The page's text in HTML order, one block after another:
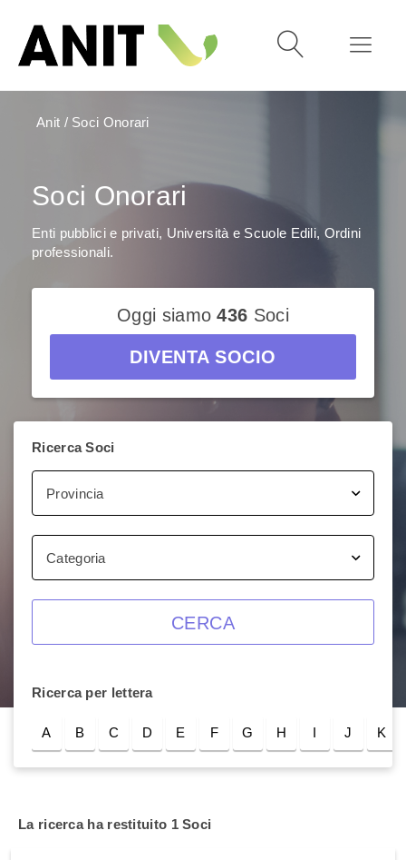
Anit / Soci Onorari
Soci Onorari
Oggi siamo436 Soci
DIVENTA SOCIO
Enti pubblici e privati, Università e Scuole Edili, Ordini
professionali.
Ricerca Soci
Provincia
Categoria
CERCA
Ricerca per lettera
A B C D E F G H I J K
La ricerca ha restituito 1 Soci